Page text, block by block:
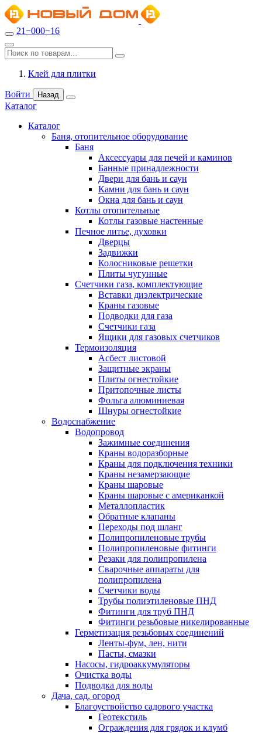
21−000−16
Клей для плитки
Войти Назад
Каталог
Каталог
Баня, отопительное оборудование
Баня
Аксессуары для печей и каминов
Банные принадлежности
Двери для бань и саун
Камни для бань и саун
Окна для бань и саун
Котлы отопительные
Котлы газовые настенные
Печное литье, духовки
Дверцы
Задвижки
Колосниковые решетки
Плиты чугунные
Счетчики газа, комплектующие
Вставки диэлектрические
Краны газовые
Подводки для газа
Счетчики газа
Ящики для газовых счетчиков
Термоизоляция
Асбест листовой
Защитные экраны
Плиты огнестойкие
Притопочные листы
Фольга алюминиевая
Шнуры огнестойкие
Водоснабжение
Водопровод
Зажимные соединения
Краны водоразборные
Краны для подключения техники
Краны незамерзающие
Краны шаровые
Краны шаровые с американкой
Металлопластик
Обратные клапаны
Переходы под шланг
Полипропиленовые трубы
Полипропиленовые фитинги
Резаки для полипропилена
Сварочные аппараты для
полипропилена
Счетчики воды
Трубы полиэтиленовые ПНД
Фитинги для труб ПНД
Фитинги резьбовые никелированные
Герметизация резьбовых соединений
Ленты-фум, лен, нити
Пасты, смазки
Насосы, гидроаккумуляторы
Очистка воды
Подводка для воды
Дача, сад, огород
Благоуствойство садового участка
Геотекстиль
Ограждения для грядок и клумб